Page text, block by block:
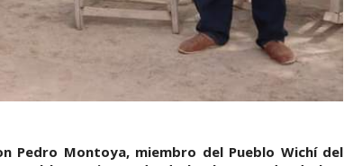
Pedro Montoya, miembro del Pueblo Wichí del